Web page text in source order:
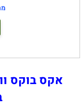
אקס בוקס